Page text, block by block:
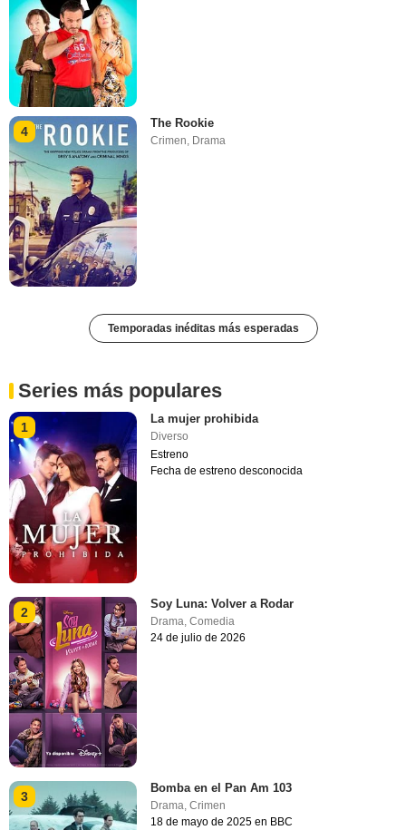
4
The Rookie
Crimen, Drama
Temporadas inéditas más esperadas
Series más populares
1
La mujer prohibida
Diverso
Estreno
Fecha de estreno desconocida
2
Soy Luna: Volver a Rodar
Drama ,Comedia
24 de julio de 2026
3
Bomba en el Pan Am 103
Drama,Crimen
18 de mayo de 2025 en BBC